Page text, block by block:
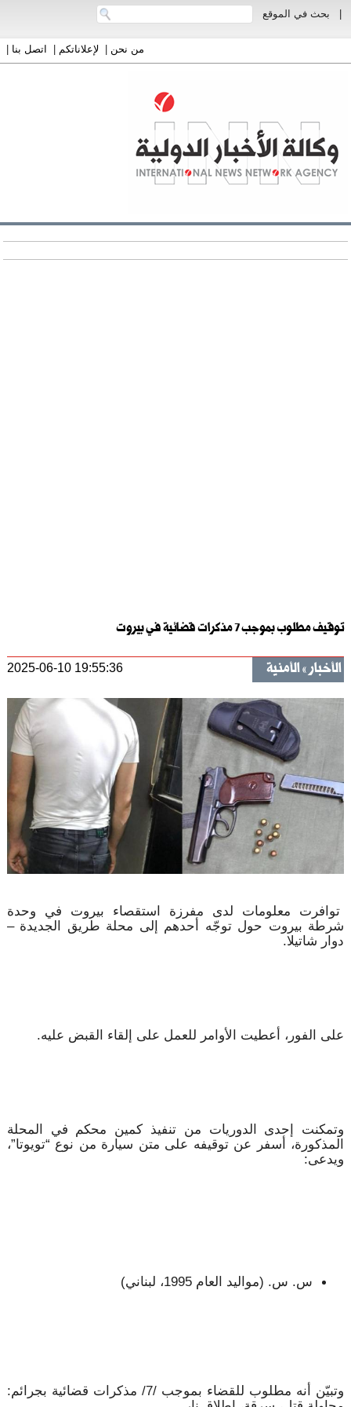
بحث في الموقع
من نحن| لإعلاناتكم| اتصل بنا|
توقيف مطلوب بموجب 7 مذكرات قضائية في بيروت
الأخبار الأمنية 2025-06-10 19:55:36
توافرت معلومات لدى مفرزة استقصاء بيروت في وحدة
شرطة بيروت حول توجّه أحدهم إلى محلة طريق الجديدة –
دوار شاتيلا.
على الفور، أعطيت الأوامر للعمل على إلقاء القبض عليه.
وتمكنت إحدى الدوريات من تنفيذ كمين محكم في المحلة
المذكورة، أسفر عن توقيفه على متن سيارة من نوع “تويوتا”،
ويدعى:
س. س. (مواليد العام 1995، لبناني)
وتبيّن أنه مطلوب للقضاء بموجب /7/ مذكرات قضائية بجرائم: